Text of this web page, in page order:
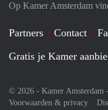
Op Kamer Amsterdam
Partners Contact
Gratis je Kamer
© 2026 - Kamer Amsterdam
Voorwaarden & privacy